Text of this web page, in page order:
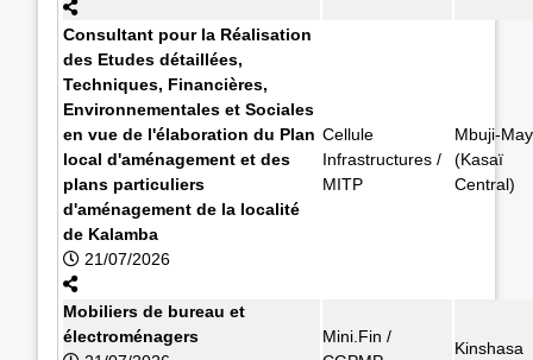
Consultant pour la Réalisation
des Etudes détaillées,
Techniques, Financières,
Environnementales et Sociales
en vue de l'élaboration du Plan
local d'aménagement et des
plans particuliers
d'aménagement de la localité
de Kalamba
21/07/2026
Cellule
Infrastructures /
MITP
Mbuji-
(Kasaï
Central)
Mobiliers de bureau et
électroménagers
Mini.Fin /
Kinshasa